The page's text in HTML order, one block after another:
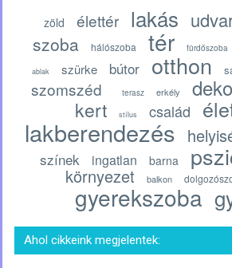
zöld élettér lakás
szoba hálószoba tér fürdőszoba
ablak szürke bútor otthon
szomszéd terasz erkély
kert stílus család
lakberendezés
színek ingatlan barna
környezet balkon
gyerekszoba
Ahol cikkeink megjelentek: